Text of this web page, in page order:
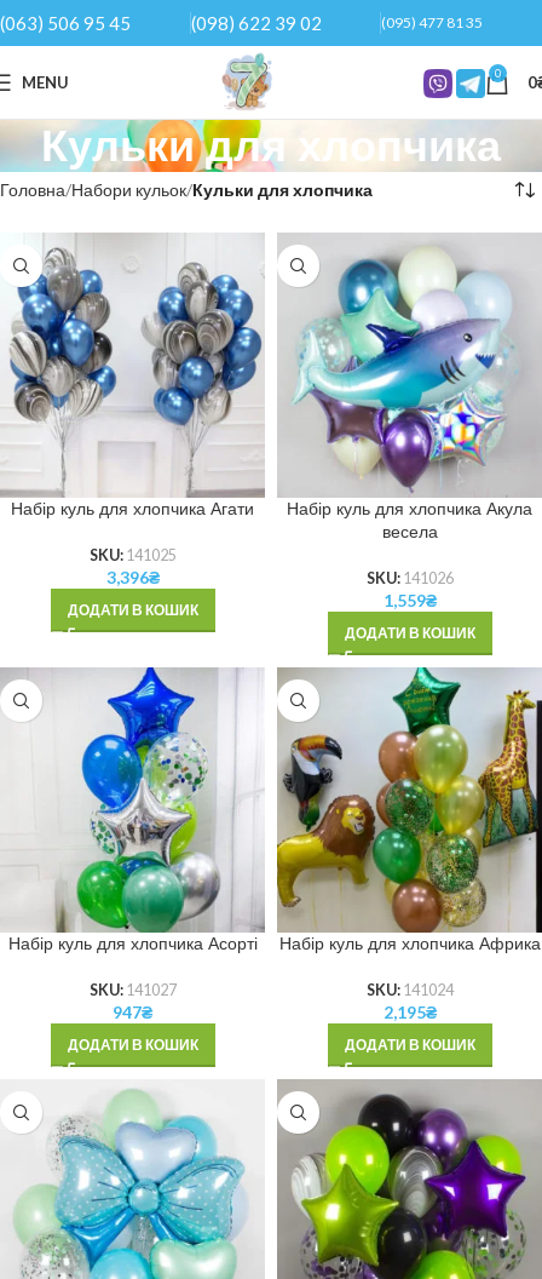
(063) 506 95 45 (098) 622 39 02 (095) 477 81 35
MENU 0 0
Кульки для хлопчика
Головна Набори кульок Кульки для хлопчика
Набір куль для хлопчика Агати
SKU: 141025
3,396₴
ДОДАТИ В КОШИК
Набір куль для хлопчика Акула
весела
SKU: 141026
1,559₴
ДОДАТИ В КОШИК
Набір куль для хлопчика Асорті
SKU: 141027
947₴
ДОДАТИ В КОШИК
Набір куль для хлопчика Африка
SKU: 141024
2,195₴
ДОДАТИ В КОШИК